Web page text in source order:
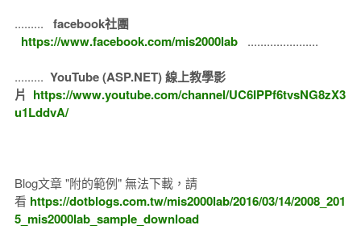
.........
facebook社團
https://www.facebook.com/mis2000lab
......................
......... YouTube (ASP.NET) 線上教學影
片 https://www.youtube.com/channel/UC6IPPf6tvsNG8zX3
u1LddvA/
Blog文章 "附的範例" 無法下載，請
看 https://dotblogs.com.tw/mis2000lab/2016/03/14/2008_201
5_mis2000lab_sample_download